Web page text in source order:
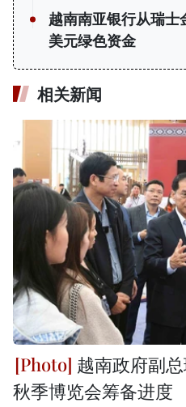
越南南亚银行从瑞士
美元绿色资金
相关新闻
越南政府副
秋季博览会筹备进度